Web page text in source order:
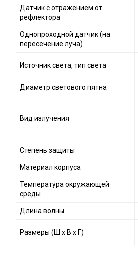
Датчик с отражением от
рефлектора
Однопроходной датчик (на
пересечение луча)
Источник света, тип света
Диаметр светового пятна
Вид излучения
Степень защиты
Материал корпуса
Температура окружающей
среды
Длина волны
Размеры (Ш x В x Г)